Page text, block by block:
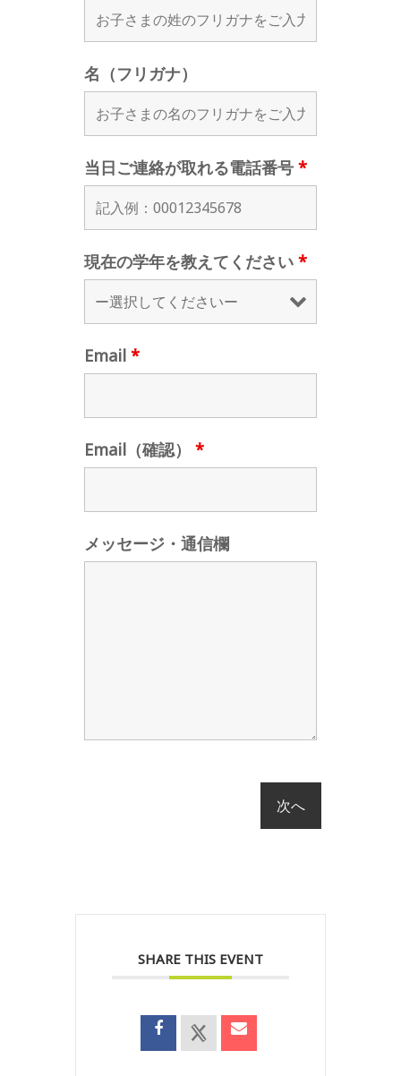
名（フリガナ）
当日ご連絡が取れる電話番号 *
現在の学年を教えてください *
Email *
Email（確認） *
メッセージ・通信欄
SHARE THIS EVENT